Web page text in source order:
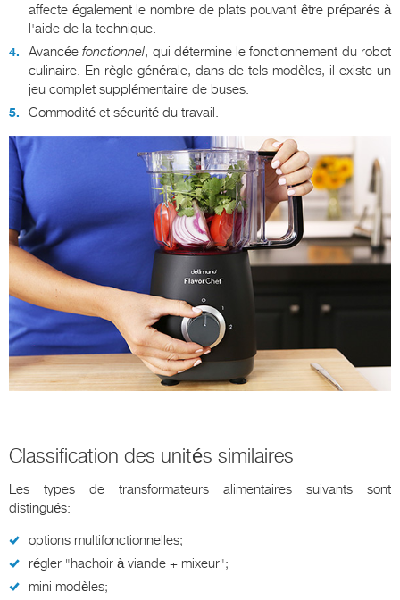
affecte également le nombre de plats pouvant être préparés à
l'aide de la technique.
Avancéefonctionnel, qui détermine le fonctionnement du robot
culinaire. En règle générale, dans de tels modèles, il existe un
jeu complet supplémentaire de buses.
Commodité et sécurité du travail.
Classification des unités similaires
Les types de transformateurs alimentaires suivants sont
distingués:
options multifonctionnelles;
régler "hachoir à viande + mixeur";
mini modèles;